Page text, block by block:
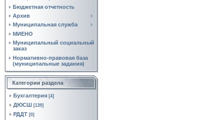
Бюджетная отчетность
Архив
Муниципальная служба
МИЕНО
Муниципальный социальный
заказ
Нормативно‑правовая база
(муниципальные задания)
Категории раздела
Бухгалтерия [4]
ДЮСШ [139]
РДДТ [0]